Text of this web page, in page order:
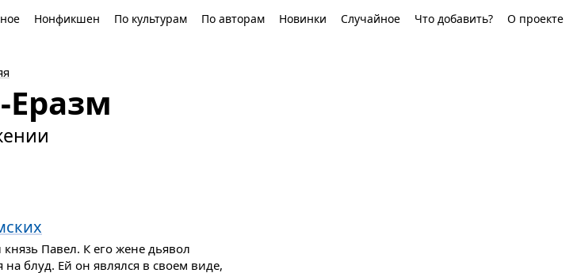
Нонфикшен По культурам По авторам Новинки Случайное Что добавить? О проекте
Павел. К его жене дьявол
блуд. Ей он являлся в своем виде,